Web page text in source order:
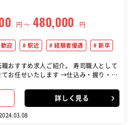
円 〜 480,000 円
迎 駅近 経験者優遇 新卒
求人ご紹介。 寿司職人として
てお任せいたします →仕込み・握り・調
詳しく見る